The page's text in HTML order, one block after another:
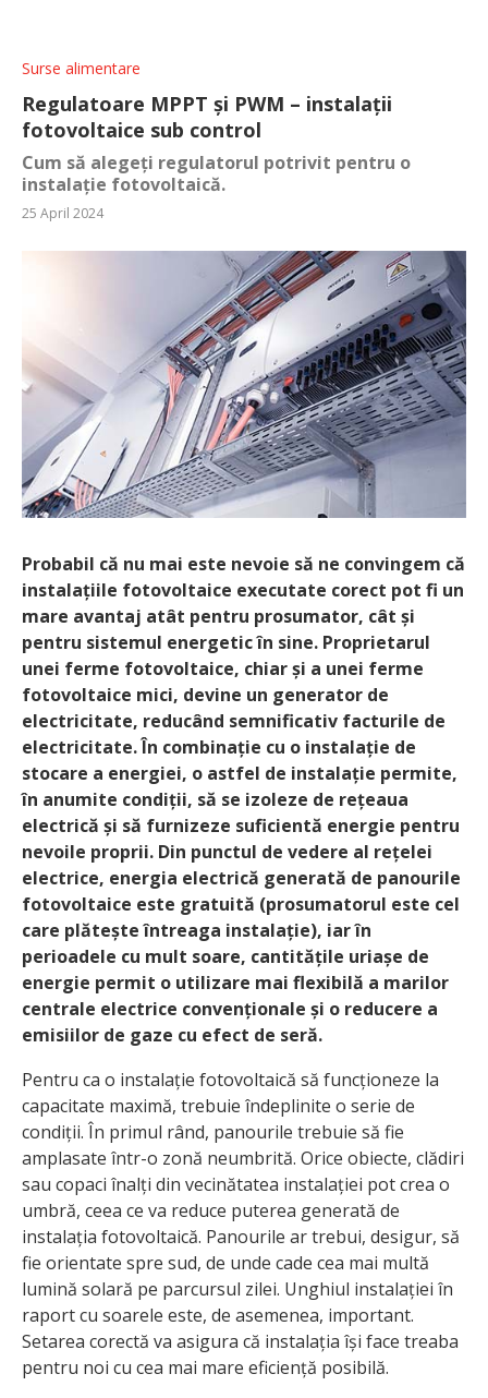
Surse alimentare
Regulatoare MPPT și PWM – instalații
fotovoltaice sub control
Cum să alegeți regulatorul potrivit pentru o
instalație fotovoltaică.
25 April 2024
Probabil că nu mai este nevoie să ne convingem că
instalațiile fotovoltaice executate corect pot fi un
mare avantaj atât pentru prosumator, cât și
pentru sistemul energetic în sine. Proprietarul
unei ferme fotovoltaice, chiar și a unei ferme
fotovoltaice mici, devine un generator de
electricitate, reducând semnificativ facturile de
electricitate. În combinație cu o instalație de
stocare a energiei, o astfel de instalație permite,
în anumite condiții, să se izoleze de rețeaua
electrică și să furnizeze suficientă energie pentru
nevoile proprii. Din punctul de vedere al rețelei
electrice, energia electrică generată de panourile
fotovoltaice este gratuită (prosumatorul este cel
care plătește întreaga instalație), iar în
perioadele cu mult soare, cantitățile uriașe de
energie permit o utilizare mai flexibilă a marilor
centrale electrice convenționale și o reducere a
emisiilor de gaze cu efect de seră.
Pentru ca o instalație fotovoltaică să funcționeze la
capacitate maximă, trebuie îndeplinite o serie de
condiții. În primul rând, panourile trebuie să fie
amplasate într-o zonă neumbrită. Orice obiecte, clădiri
sau copaci înalți din vecinătatea instalației pot crea o
umbră, ceea ce va reduce puterea generată de
instalația fotovoltaică. Panourile ar trebui, desigur, să
fie orientate spre sud, de unde cade cea mai multă
lumină solară pe parcursul zilei. Unghiul instalației în
raport cu soarele este, de asemenea, important.
Setarea corectă va asigura că instalația își face treaba
pentru noi cu cea mai mare eficiență posibilă.